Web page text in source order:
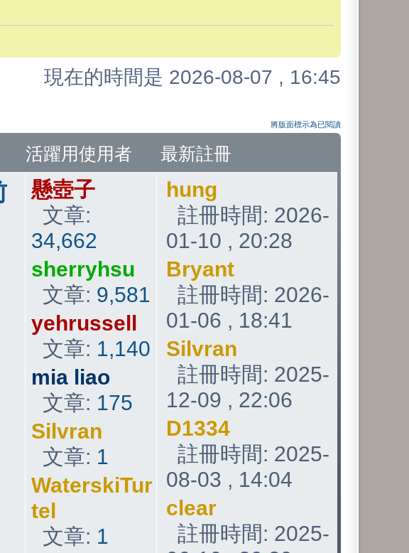
現在的時間是 2026-08-07 , 16:45
將版面標示為已閱讀
活躍用使用者 最新註冊
懸壺子
文章:
34,662
sherryhsu
文章: 9,581
yehrussell
文章: 1,140
mia liao
文章: 175
Silvran
文章: 1
WaterskiTur
tel
文章: 1
hung
註冊時間: 2026-
01-10 , 20:28
Bryant
註冊時間: 2026-
01-06 , 18:41
Silvran
註冊時間: 2025-
12-09 , 22:06
D1334
註冊時間: 2025-
08-03 , 14:04
clear
註冊時間: 2025-